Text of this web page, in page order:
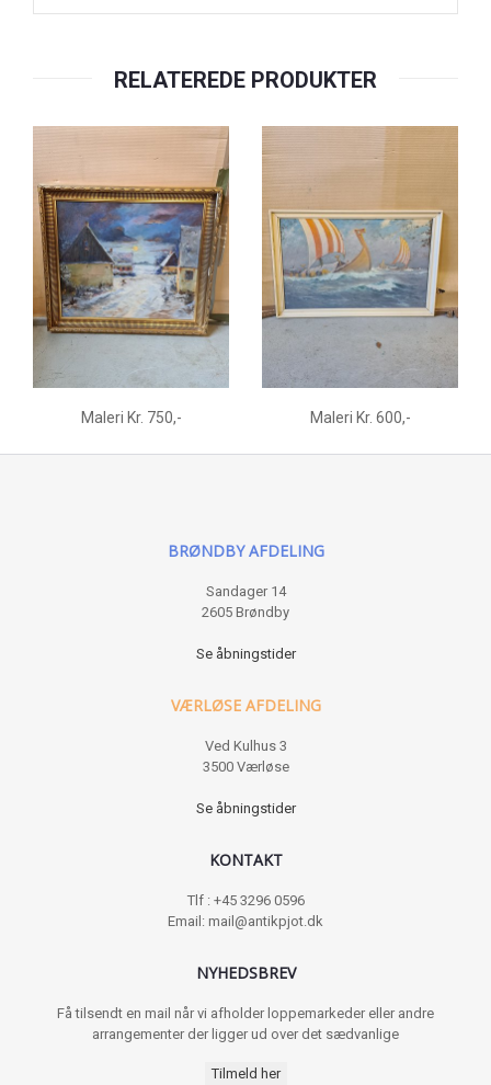
RELATEREDE PRODUKTER
Maleri Kr. 750,- Maleri Kr. 600,-
BRØNDBY AFDELING
Sandager 14
2605 Brøndby
Se åbningstider
VÆRLØSE AFDELING
Ved Kulhus 3
3500 Værløse
Se åbningstider
KONTAKT
Tlf : +45 3296 0596
Email: mail@antikpjot.dk
NYHEDSBREV
Få tilsendt en mail når vi afholder loppemarkeder eller andre
arrangementer der ligger ud over det sædvanlige
Tilmeld her